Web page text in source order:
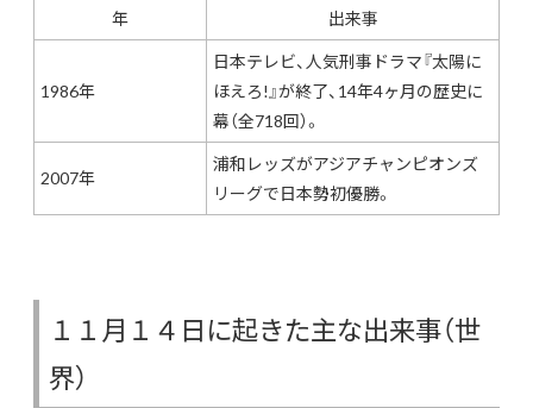
年 出来事
1986年
日本テレビ、人気刑事ドラマ『太陽に
ほえろ!』が終了、14年4ヶ月の歴史に
幕（全718回）。
2007年
浦和レッズがアジアチャンピオンズ
リーグで日本勢初優勝。
１１月１４日に起きた主な出来事（世
界）